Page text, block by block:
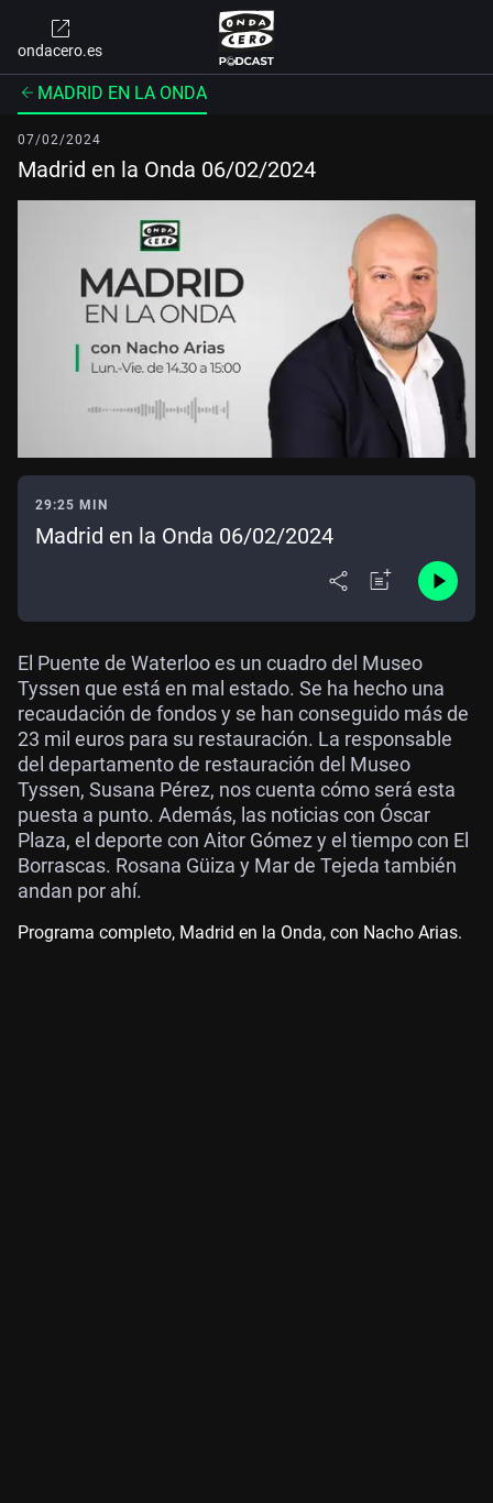
ondacero.es
MADRID EN LA ONDA
07/02/2024
Madrid en la Onda 06/02/2024
29:25 MIN
Madrid en la Onda 06/02/2024
El Puente de Waterloo es un cuadro del Museo
Tyssen que está en mal estado. Se ha hecho una
recaudación de fondos y se han conseguido más de
23 mil euros para su restauración. La responsable
del departamento de restauración del Museo
Tyssen, Susana Pérez, nos cuenta cómo será esta
puesta a punto. Además, las noticias con Óscar
Plaza, el deporte con Aitor Gómez y el tiempo con El
Borrascas. Rosana Güiza y Mar de Tejeda también
andan por ahí.
Programa completo, Madrid en la Onda, con Nacho Arias.